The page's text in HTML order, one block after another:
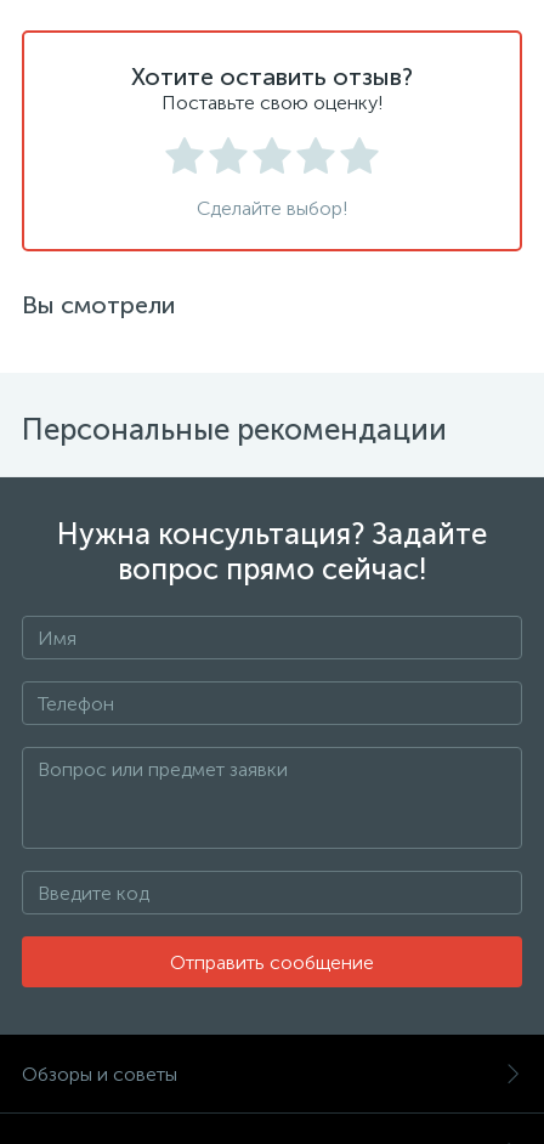
Хотите оставить отзыв?
Поставьте свою оценку!
Сделайте выбор!
Вы смотрели
Персональные рекомендации
Нужна консультация? Задайте
вопрос прямо сейчас!
Отправить сообщение
Обзоры и советы